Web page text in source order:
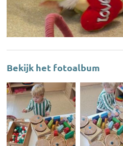
Bekijk het fotoalbum